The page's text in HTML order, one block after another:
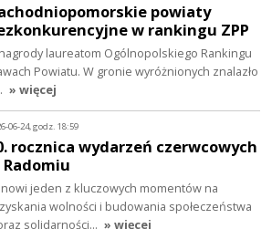
powiaty
w rankingu ZPP
laureatom Ogólnopolskiego Rankingu
Powiatu. W gronie wyróżnionych znalazło
» więcej
06-24, godz. 18:59
rocznica wydarzeń czerwcowych
Radomiu
jeden z kluczowych momentów na
wolności i budowania społeczeństwa
solidarności… » więcej